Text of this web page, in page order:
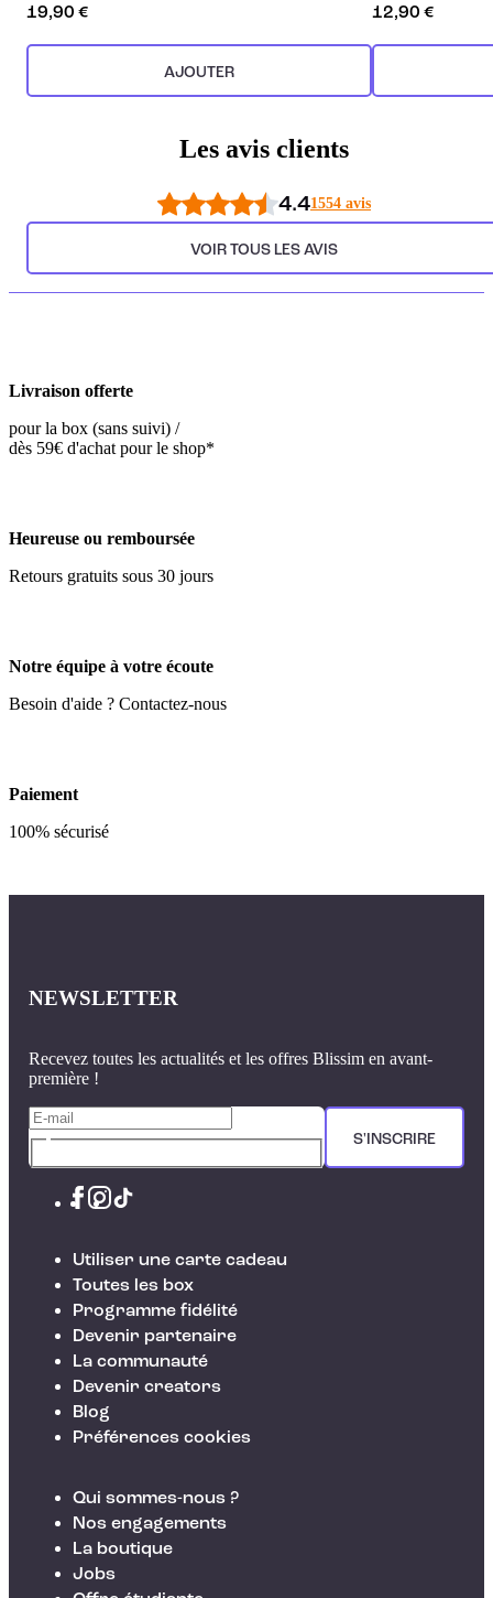
19,90 €
AJOUTER
12,90 €
Les avis clients
4.41554 avis
VOIR TOUS LES AVIS
Livraison offerte
pour la box (sans suivi) /
dès 59€ d'achat pour le shop*
Heureuse ou remboursée
Retours gratuits sous 30 jours
Notre équipe à votre écoute
Besoin d'aide ? Contactez-nous
Paiement
100% sécurisé
NEWSLETTER
Recevez toutes les actualités et les offres Blissim en avant-
première !
S'INSCRIRE
Utiliser une carte cadeau
Toutes les box
Programme fidélité
Devenir partenaire
La communauté
Devenir creators
Blog
Préférences cookies
Qui sommes-nous ?
Nos engagements
La boutique
Jobs